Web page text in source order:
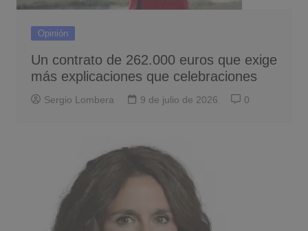
Opinión
Un contrato de 262.000 euros que exige
más explicaciones que celebraciones
Sergio Lombera 9 de julio de 2026 0